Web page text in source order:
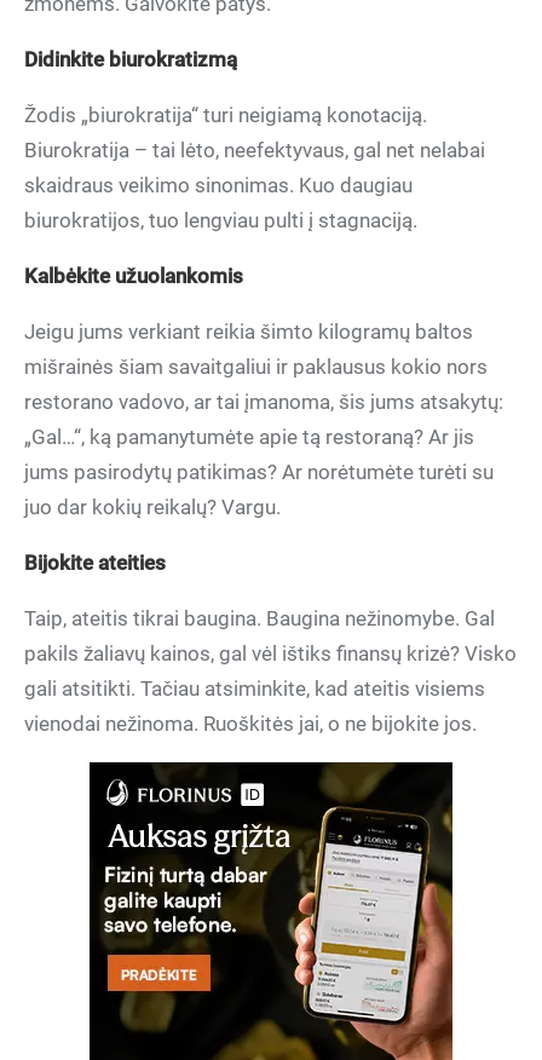
Didinkite biurokratizmą
Žodis „biurokratija“ turi neigiamą konotaciją.
Biurokratija – tai lėto, neefektyvaus, gal net nelabai
skaidraus veikimo sinonimas. Kuo daugiau
biurokratijos, tuo lengviau pulti į stagnaciją.
Kalbėkite užuolankomis
Jeigu jums verkiant reikia šimto kilogramų baltos
mišrainės šiam savaitgaliui ir paklausus kokio nors
restorano vadovo, ar tai įmanoma, šis jums atsakytų:
„Gal…“, ką pamanytumėte apie tą restoraną? Ar jis
jums pasirodytų patikimas? Ar norėtumėte turėti su
juo dar kokių reikalų? Vargu.
Bijokite ateities
Taip, ateitis tikrai baugina. Baugina nežinomybe. Gal
pakils žaliavų kainos, gal vėl ištiks finansų krizė? Visko
gali atsitikti. Tačiau atsiminkite, kad ateitis visiems
vienodai nežinoma. Ruoškitės jai, o ne bijokite jos.